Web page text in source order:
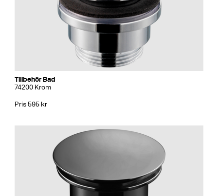
Tillbehör Bad
74200 Krom
Pris 595 kr